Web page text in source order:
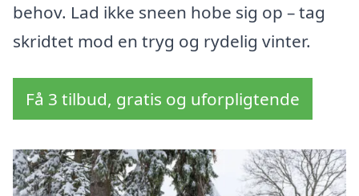
behov. Lad ikke sneen hobe sig op – tag
skridtet mod en tryg og rydelig vinter.
Få 3 tilbud, gratis og uforpligtende